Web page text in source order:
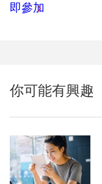
即參加
你可能有興趣